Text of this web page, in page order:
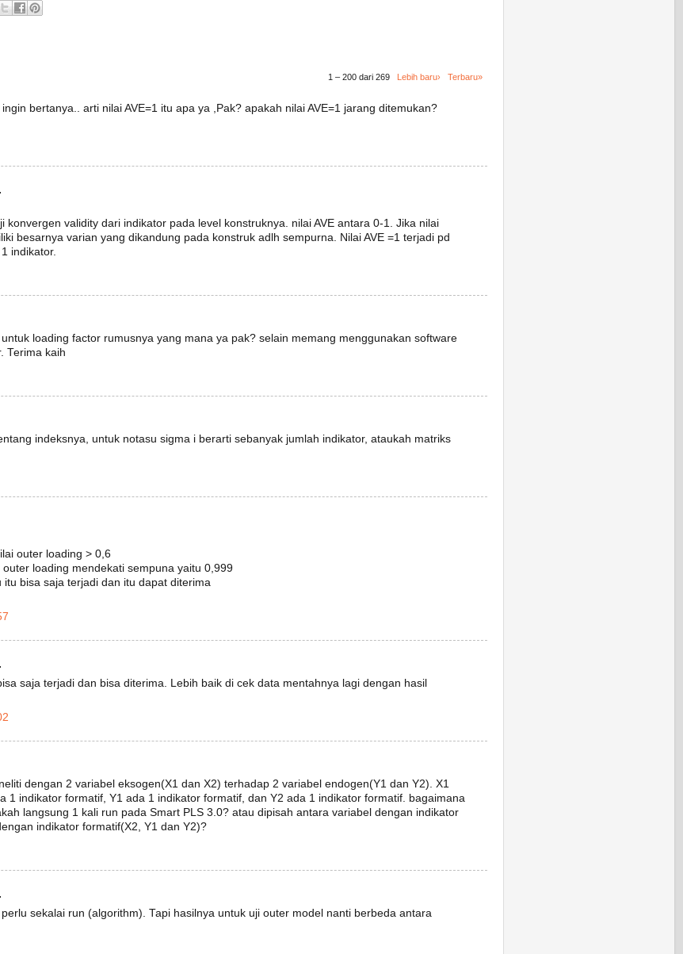
1 – 200 dari 269 Lebih baru› Terbaru»
bertanya.. arti nilai AVE=1 itu apa ya ,Pak? apakah nilai AVE=1 jarang ditemukan?
konvergen validity dari indikator pada level konstruknya. nilai AVE antara 0-1. Jika nilai
besarnya varian yang dikandung pada konstruk adlh sempurna. Nilai AVE =1 terjadi pd
indikator.
loading factor rumusnya yang mana ya pak? selain memang menggunakan software
Terima kaih
indeksnya, untuk notasu sigma i berarti sebanyak jumlah indikator, ataukah matriks
outer loading > 0,6
loading mendekati sempuna yaitu 0,999
bisa saja terjadi dan itu dapat diterima
saja terjadi dan bisa diterima. Lebih baik di cek data mentahnya lagi dengan hasil
dengan 2 variabel eksogen(X1 dan X2) terhadap 2 variabel endogen(Y1 dan Y2). X1
1 indikator formatif, Y1 ada 1 indikator formatif, dan Y2 ada 1 indikator formatif. bagaimana
langsung 1 kali run pada Smart PLS 3.0? atau dipisah antara variabel dengan indikator
indikator formatif(X2, Y1 dan Y2)?
sekalai run (algorithm). Tapi hasilnya untuk uji outer model nanti berbeda antara